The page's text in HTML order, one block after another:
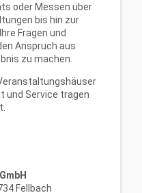
oder Messen über
bis hin zur
Fragen und
Anspruch aus
zu machen.
und Service tragen
Fellbach